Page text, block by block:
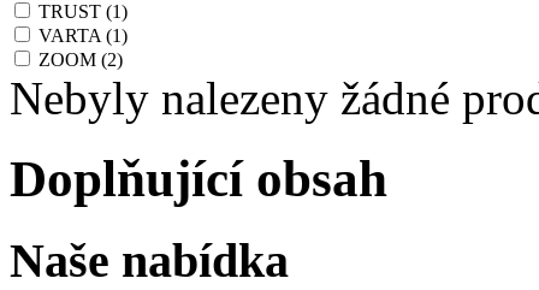
TRUST (1)
VARTA(1)
ZOOM (2)
Nebyly nalezeny žádné
Doplňující obsah
Naše nabídka